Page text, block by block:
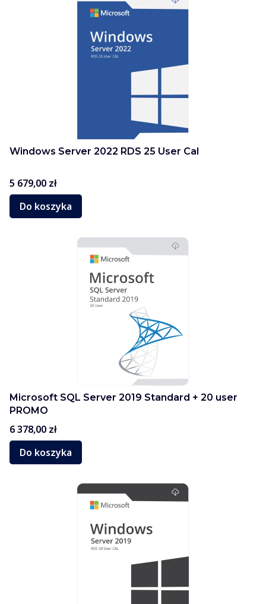
Windows Server 2022 RDS 25 User Cal
Cena
5 679,00 zł
Do koszyka
Microsoft SQL Server 2019 Standard + 20 user
PROMO
Cena
6 378,00 zł
Do koszyka